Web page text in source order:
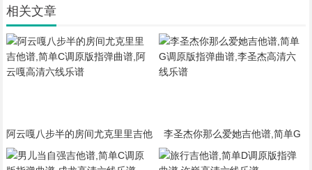
相关文章
阿云嘎八步半的房间尤克里里吉他
谱,简单C调原版指弹曲谱,阿云嘎
高清六线乐谱
李圣杰你那么爱她吉他谱,简单G
调原版指弹曲谱,李圣杰高清六线
乐谱